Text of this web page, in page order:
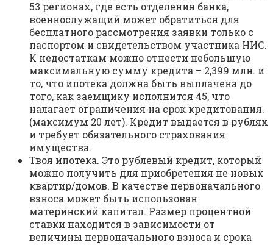
53 регионах, где есть отделения банка,
военнослужащий может обратиться для
бесплатного рассмотрения заявки только с
паспортом и свидетельством участника НИС.
К недостаткам можно отнести небольшую
максимальную сумму кредита – 2,399 млн. и
то, что ипотека должна быть выплачена до
того, как заемщику исполнится 45, что
налагает ограничения на срок кредитования.
(максимум 20 лет). Кредит выдается в рублях
и требует обязательного страхования
имущества.
Твоя ипотека. Это рублевый кредит, который
можно получить для приобретения не новых
квартир/домов. В качестве первоначального
взноса может быть использован
материнский капитал. Размер процентной
ставки находится в зависимости от
величины первоначального взноса и срока